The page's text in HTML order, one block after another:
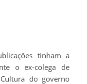
tinham a
o ex-colega de
do governo